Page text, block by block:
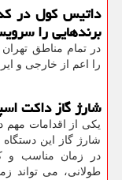
داتیس کول در
برندهایی را
در تمام مناطق
را اعم از خارجی و
شارژ گاز داکت
یکی از اقدامات مهم
شارژ گاز این دستگاه
در زمان مناسب و
طولانی، می تواند